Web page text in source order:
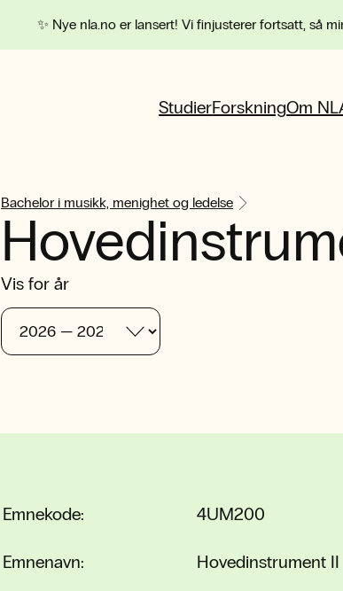
✨ Nye nla.no er lansert! Vi finjusterer fortsatt, så
StudierForskningOm
Bachelor i musikk, menighet og ledelse
Vis for år
Emnekode: 4UM200
Emnenavn: Hovedinstrument II